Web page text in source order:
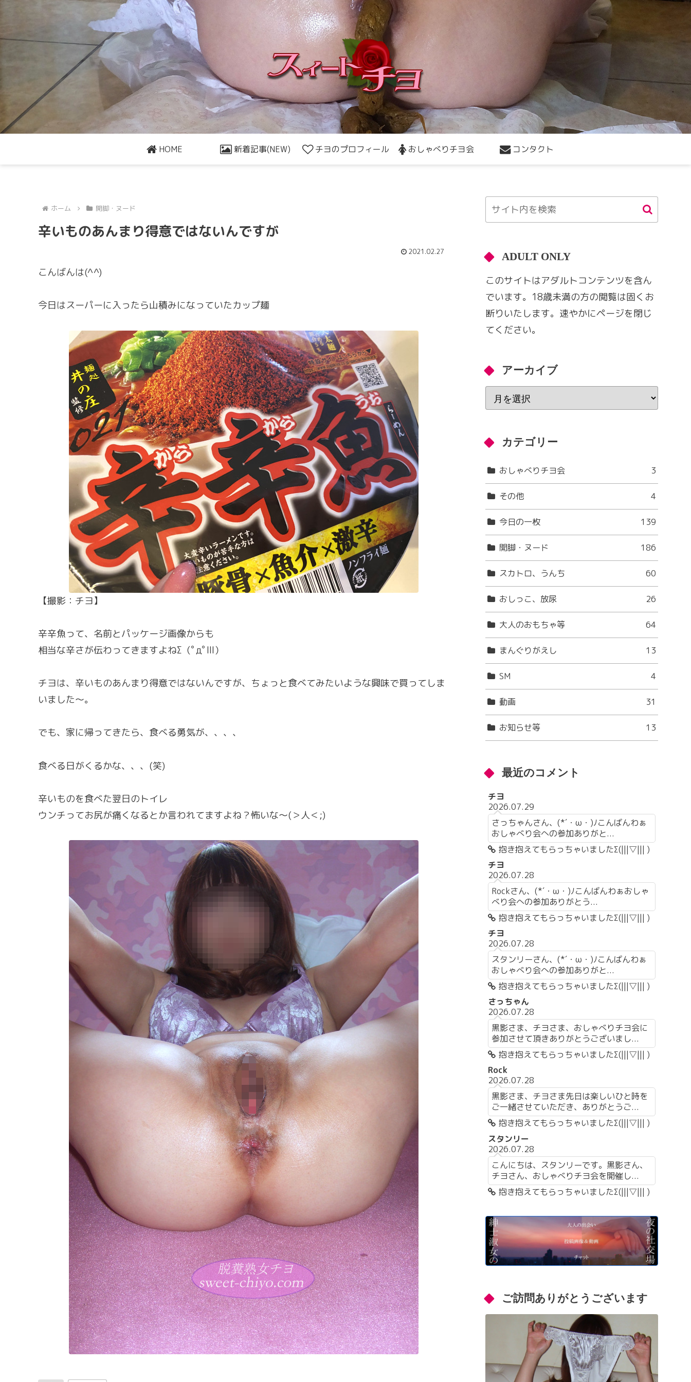
HOME 新着記事(NEW) チヨのプロフィール おしゃべりチヨ会 コンタクト
ホーム 開脚・ヌード
辛いものあんまり得意ではないんですが
2021.02.27
こんばんは(^^)
今日はスーパーに入ったら山積みになっていたカップ麺
【撮影：チヨ】
辛辛魚って、名前とパッケージ画像からも
相当な辛さが伝わってきますよねΣ（ﾟдﾟlll）
チヨは、辛いものあんまり得意ではないんですが、ちょっと食べてみたいような興味で買ってしま
いました〜。
でも、家に帰ってきたら、食べる勇気が、、、、
食べる日がくるかな、、、(笑)
辛いものを食べた翌日のトイレ
ウンチってお尻が痛くなるとか言われてますよね？怖いな〜(＞人＜;)
ADULT ONLY
このサイトはアダルトコンテンツを含ん
でいます。18歳未満の方の閲覧は固くお
断りいたします。速やかにページを閉じ
てください。
アーカイブ
カテゴリー
おしゃべりチヨ会 3
その他 4
今日の一枚 139
開脚・ヌード 186
スカトロ、うんち 60
おしっこ、放尿 26
大人のおもちゃ等 64
まんぐりがえし 13
SM 4
動画 31
お知らせ等 13
最近のコメント
チヨ
2026.07.29
さっちゃんさん、(*´・ω・)ﾉこんばんわぁ
おしゃべり会への参加ありがと...
抱き抱えてもらっちゃいましたΣ(|||▽||| )
チヨ
2026.07.28
Rockさん、(*´・ω・)ﾉこんばんわぁおしゃ
べり会への参加ありがとう...
抱き抱えてもらっちゃいましたΣ(|||▽||| )
チヨ
2026.07.28
スタンリーさん、(*´・ω・)ﾉこんばんわぁ
おしゃべり会への参加ありがと...
抱き抱えてもらっちゃいましたΣ(|||▽||| )
さっちゃん
2026.07.28
黒影さま、チヨさま、おしゃべりチヨ会に
参加させて頂きありがとうございまし...
抱き抱えてもらっちゃいましたΣ(|||▽||| )
Rock
2026.07.28
黒影さま、チヨさま先日は楽しいひと時を
ご一緒させていただき、ありがとうご...
抱き抱えてもらっちゃいましたΣ(|||▽||| )
スタンリー
2026.07.28
こんにちは、スタンリーです。黒影さん、
チヨさん、おしゃべりチヨ会を開催し...
抱き抱えてもらっちゃいましたΣ(|||▽||| )
ご訪問ありがとうございます